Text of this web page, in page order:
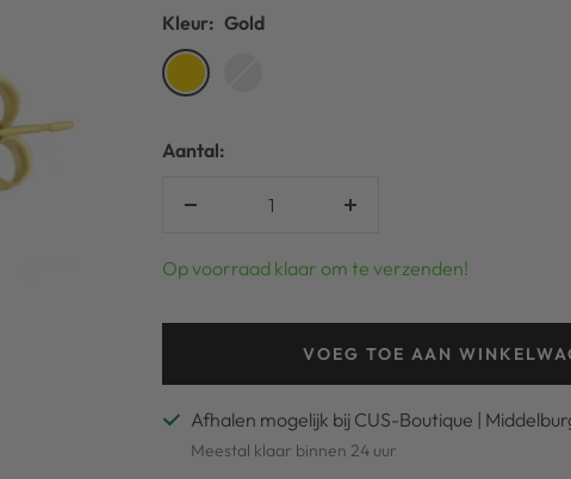
Kleur: Gold
Gold
Aantal:
Verhoog
Op voorraad klaar om te verzenden!
VOEG TOE AAN
Afhalen mogelijk bij CUS-Boutique |
Meestal klaar binnen 24 uur